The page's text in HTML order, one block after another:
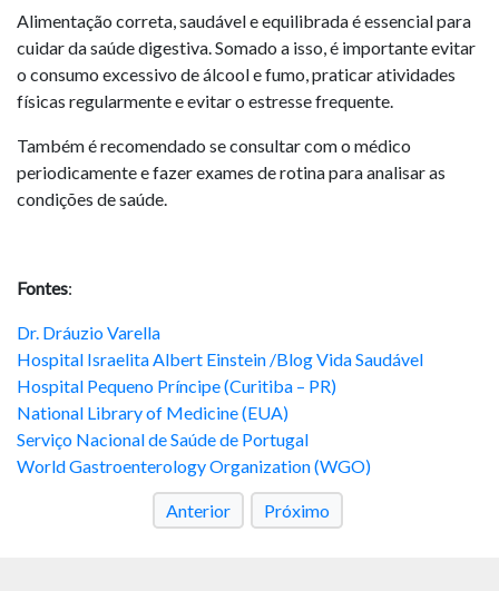
Alimentação correta, saudável e equilibrada é essencial para
cuidar da saúde digestiva. Somado a isso, é importante evitar
o consumo excessivo de álcool e fumo, praticar atividades
físicas regularmente e evitar o estresse frequente.
Também é recomendado se consultar com o médico
periodicamente e fazer exames de rotina para analisar as
condições de saúde.
Fontes:
Dr. Dráuzio Varella
Hospital Israelita Albert Einstein /Blog Vida Saudável
Hospital Pequeno Príncipe (Curitiba – PR)
National Library of Medicine (EUA)
Serviço Nacional de Saúde de Portugal
World Gastroenterology Organization (WGO)
Anterior Próximo